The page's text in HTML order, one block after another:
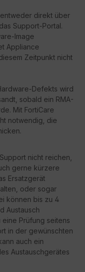
direkt über
Support-Portal.
Image
Appliance
Zeitpunkt nicht
Defekts wird
sobald ein RMA-
Mit FortiCare
notwendig, die
nicht reichen,
gerne kürzere
Ersatzgerät
oder sogar
können bis zu 4
Austausch
Prüfung seitens
in der gewünschten
auch ein
Austauschgerätes